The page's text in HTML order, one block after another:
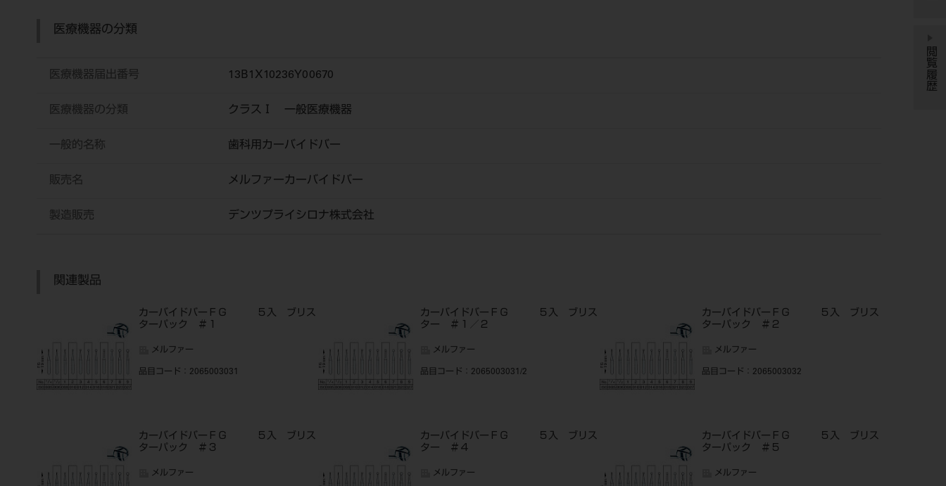
医療機器の分類
医療機器届出番号 13B1X10236Y00670
医療機器の分類 クラスⅠ 一般医療機器
一般的名称 歯科用カーバイドバー
販売名 メルファーカーバイドバー
製造販売 デンツプライシロナ株式会社
関連製品
カーバイドバーＦＧ ５入 ブリス
ターパック ＃１
メルファー
品目コード ：2065003031
カーバイドバーＦＧ ５入 ブリス
ター ＃１／２
メルファー
品目コード ：2065003031/2
カーバイドバーＦＧ ５入 ブリス
ターパック ＃２
メルファー
品目コード ：2065003032
カーバイドバーＦＧ ５入 ブリス
ターパック ＃３
メルファー
カーバイドバーＦＧ ５入 ブリス
ター ＃４
メルファー
カーバイドバーＦＧ ５入 ブリス
ターパック ＃５
メルファー
閲覧履歴